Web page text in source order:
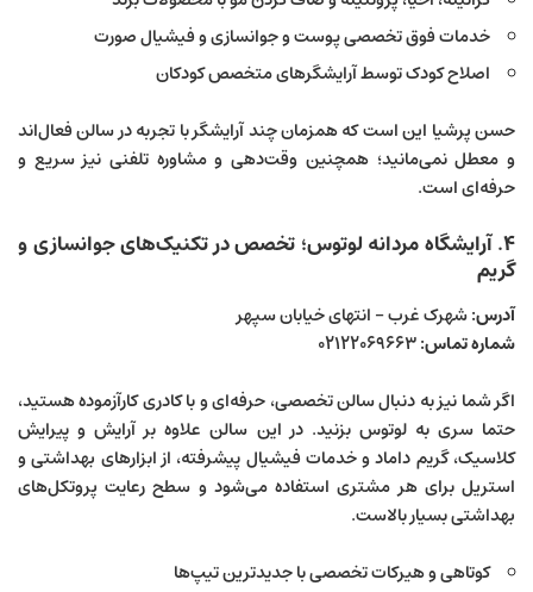
خدمات فوق تخصصی پوست و جوانسازی و فیشیال صورت
اصلاح کودک توسط آرایشگرهای متخصص کودکان
حسن پرشیا این است که همزمان چند آرایشگر با تجربه در سالن فعال‌اند
و معطل نمی‌مانید؛ همچنین وقت‌دهی و مشاوره تلفنی نیز سریع و
حرفه‌ای است.
۴. آرایشگاه مردانه لوتوس؛ تخصص در تکنیک‌های جوانسازی و
گریم
آدرس:شهرک غرب – انتهای خیابان سپهر
شماره تماس:
اگر شما نیز به دنبال سالن تخصصی، حرفه‌ای و با کادری کار‌آزموده هستید،
حتما سری به لوتوس بزنید. در این سالن علاوه بر آرایش و پیرایش
کلاسیک، گریم داماد و خدمات فیشیال پیشرفته، از ابزارهای بهداشتی و
استریل برای هر مشتری استفاده می‌شود و سطح رعایت پروتکل‌های
بهداشتی بسیار بالاست.
کوتاهی و هیرکات تخصصی با جدیدترین تیپ‌ها